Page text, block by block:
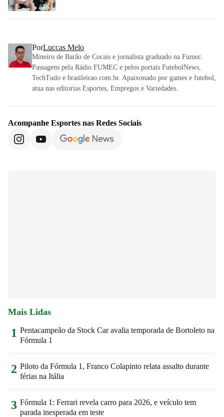
PorLuccas Melo
Mineiro de Barão de Cocais e jornalista graduado na Fumec.
Passagens pela Rádio FUMEC e pelos portais FutebolNews,
TechTudo e brasileirao.com.br. Apaixonado por games e futebol,
atua nas editorias Esportes, Empregos e Variedades.
Acompanhe Esportes nas Redes Sociais
Mais Lidas
1 Pentacampeão da Stock Car avalia temporada de Bortoleto na
Fórmula 1
2 Piloto da Fórmula 1, Franco Colapinto relata assalto durante
férias na Itália
3 Fórmula 1: Ferrari revela carro para 2026, e veículo tem
parada inesperada em teste